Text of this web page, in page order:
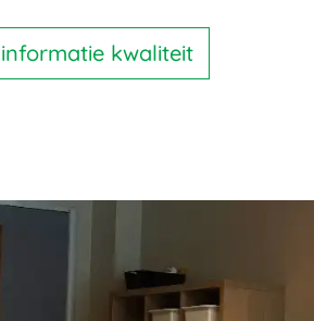
kwaliteit